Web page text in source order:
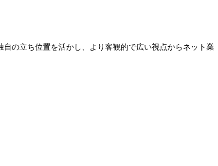
の立ち位置を活かし、より客観的で広い視点からネット業